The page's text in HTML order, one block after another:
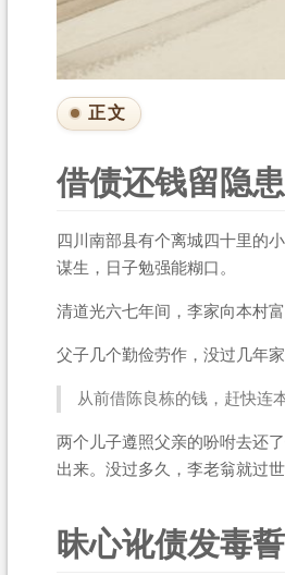
正文
借债还钱留隐患
四川南部县有个离城四十里的
谋生，日子勉强能糊口。
清道光六七年间，李家向本村
父子几个勤俭劳作，没过几年
从前借陈良栋的钱，赶快连
两个儿子遵照父亲的吩咐去还
出来。没过多久，李老翁就过
昧心讹债发毒誓